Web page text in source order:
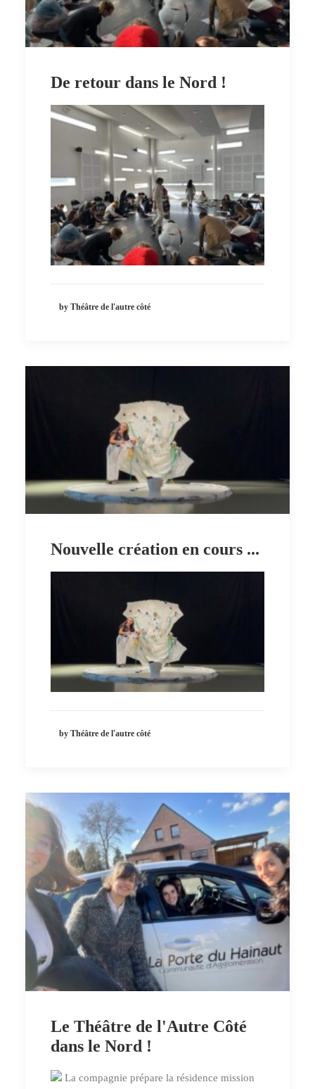
De retour dans le Nord !
by Théâtre de l'autre côté
Nouvelle création en cours ...
by Théâtre de l'autre côté
Le Théâtre de l'Autre Côté
dans le Nord !
La compagnie prépare la résidence mission